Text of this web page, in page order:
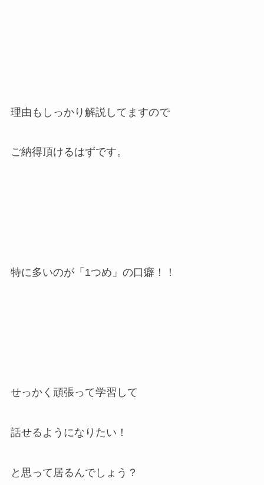
理由もしっかり解説してますので
ご納得頂けるはずです。
特に多いのが「1つめ」の口癖！！
せっかく頑張って学習して
話せるようになりたい！
と思って居るんでしょう？